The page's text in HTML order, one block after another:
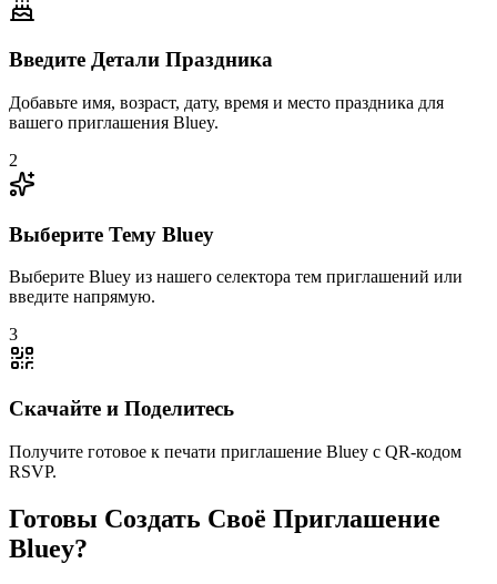
Введите Детали Праздника
Добавьте имя, возраст, дату, время и место праздника для
вашего приглашения Bluey.
2
Выберите Тему Bluey
Выберите Bluey из нашего селектора тем приглашений или
введите напрямую.
3
Скачайте и Поделитесь
Получите готовое к печати приглашение Bluey с QR-кодом
RSVP.
Готовы Создать Своё Приглашение
Bluey?